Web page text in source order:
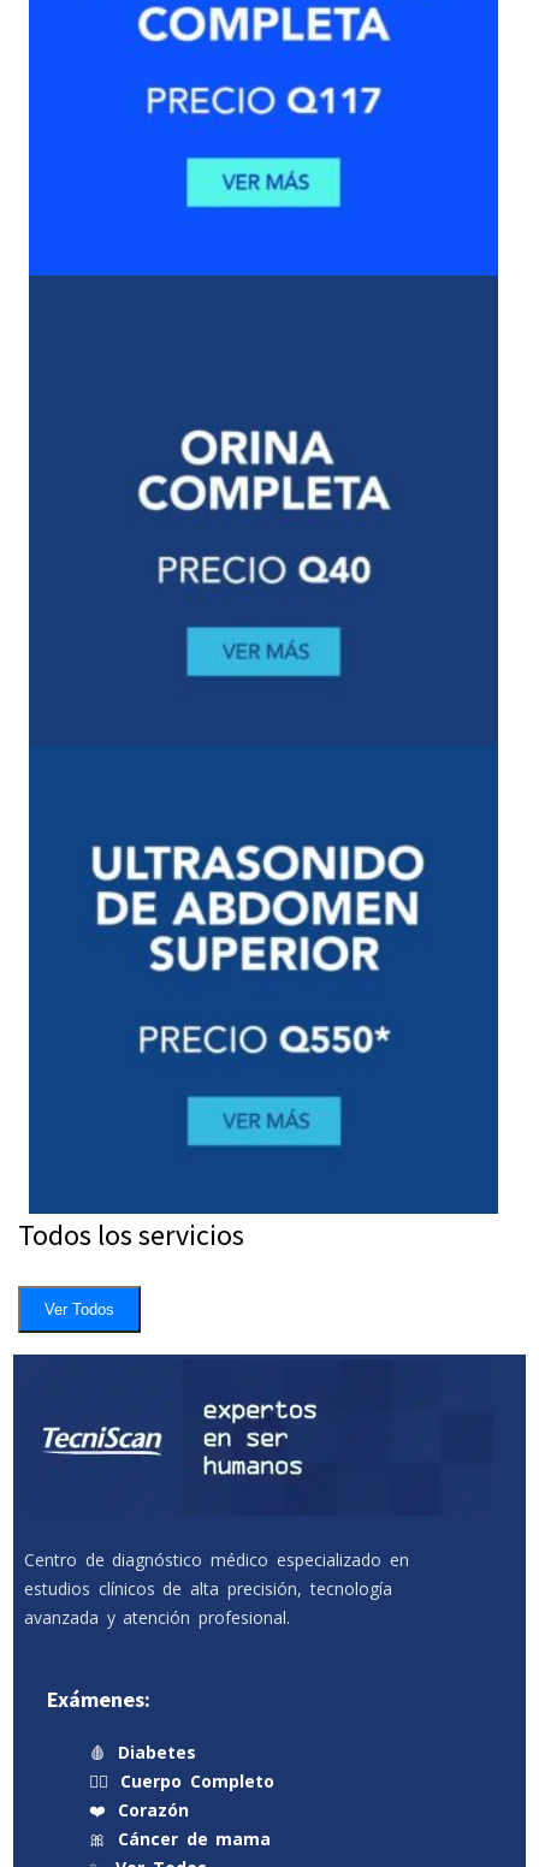
Todos los servicios
Ver Todos
Centro de diagnóstico médico especializado en
estudios clínicos de alta precisión, tecnología
avanzada y atención profesional.
Exámenes:
🩸
Diabetes
🧍‍♂️
Cuerpo Completo
❤️
Corazón
🎀
Cáncer de mama